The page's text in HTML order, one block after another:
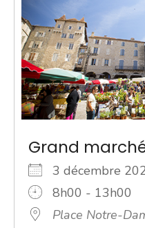
Grand
3 décembre
8h00 - 13h00
Place Notre-